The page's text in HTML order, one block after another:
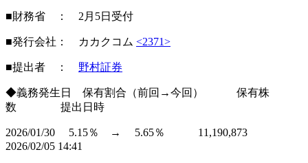
■財務省 ： 2月5日受付
■発行会社： カカクコム <2371>
■提出者 ： 野村証券
◆義務発生日 保有割合（前回→今回） 保有株
数 提出日時
2026/01/30 5.15％ → 5.65％ 11,190,873
2026/02/05 14:41